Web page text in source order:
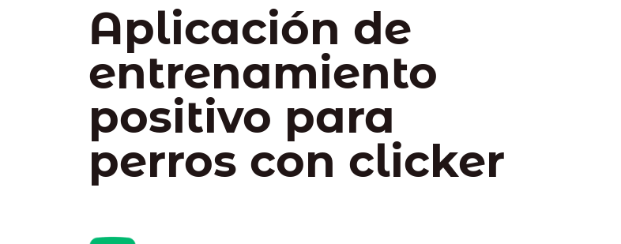
Aplicación de
entrenamiento
positivo para
perros con clicker